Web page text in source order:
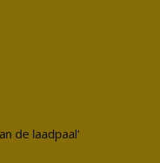
de laadpaal'